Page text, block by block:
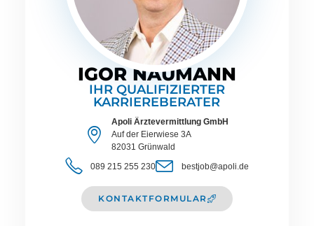
IHR QUALIFIZIERTER
KARRIEREBERATER
IGOR NAUMANN
Apoli Ärztevermittlung GmbH
Auf der Eierwiese 3A
82031 Grünwald
089 215 255 230
bestjob@apoli.de
KONTAKTFORMULAR